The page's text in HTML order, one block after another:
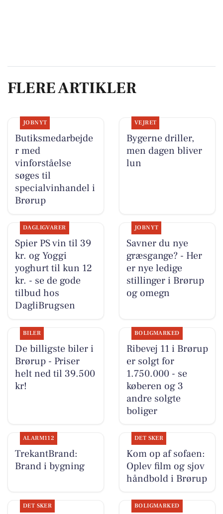
FLERE ARTIKLER
JOBNYT
Butiksmedarbejde
r med
vinforståelse
søges til
specialvinhandel i
Brørup
VEJRET
Bygerne driller,
men dagen bliver
lun
DAGLIGVARER
Spier PS vin til 39
kr. og Yoggi
yoghurt til kun 12
kr. - se de gode
tilbud hos
DagliBrugsen
JOBNYT
Savner du nye
græsgange? - Her
er nye ledige
stillinger i Brørup
og omegn
BILER
De billigste biler i
Brørup - Priser
helt ned til 39.500
kr!
BOLIGMARKED
Ribevej 11 i Brørup
er solgt for
1.750.000 - se
køberen og 3
andre solgte
boliger
ALARM112
TrekantBrand:
Brand i bygning
DET SKER
Kom op af sofaen:
Oplev film og sjov
håndbold i Brørup
DET SKER BOLIGMARKED